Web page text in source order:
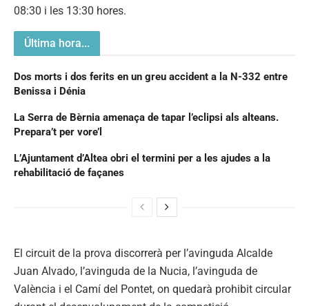
08:30 i les 13:30 hores.
Última hora...
Dos morts i dos ferits en un greu accident a la N-332 entre
Benissa i Dénia
La Serra de Bèrnia amenaça de tapar l’eclipsi als alteans.
Prepara’t per vore’l
L’Ajuntament d’Altea obri el termini per a les ajudes a la
rehabilitació de façanes
El circuit de la prova discorrerà per l’avinguda Alcalde
Juan Alvado, l’avinguda de la Nucia, l’avinguda de
València i el Camí del Pontet, on quedarà prohibit circular